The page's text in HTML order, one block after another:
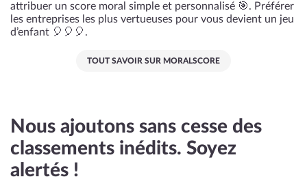
attribuer un score moral simple et personnalisé 🎯. Préférer
les entreprises les plus vertueuses pour vous devient un jeu
d’enfant 🎈🎈🎈.
TOUT SAVOIR SUR MORALSCORE
Nous ajoutons sans cesse des
classements inédits. Soyez
alertés !